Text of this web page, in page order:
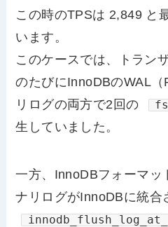
この時のTPSは 2,849 と
います。
このケースでは、トラン
のたびにInnoDBのWAL
リログの両方で2回の
生していました。
一方、InnoDBフォーマッ
ナリログがInnoDBに統合